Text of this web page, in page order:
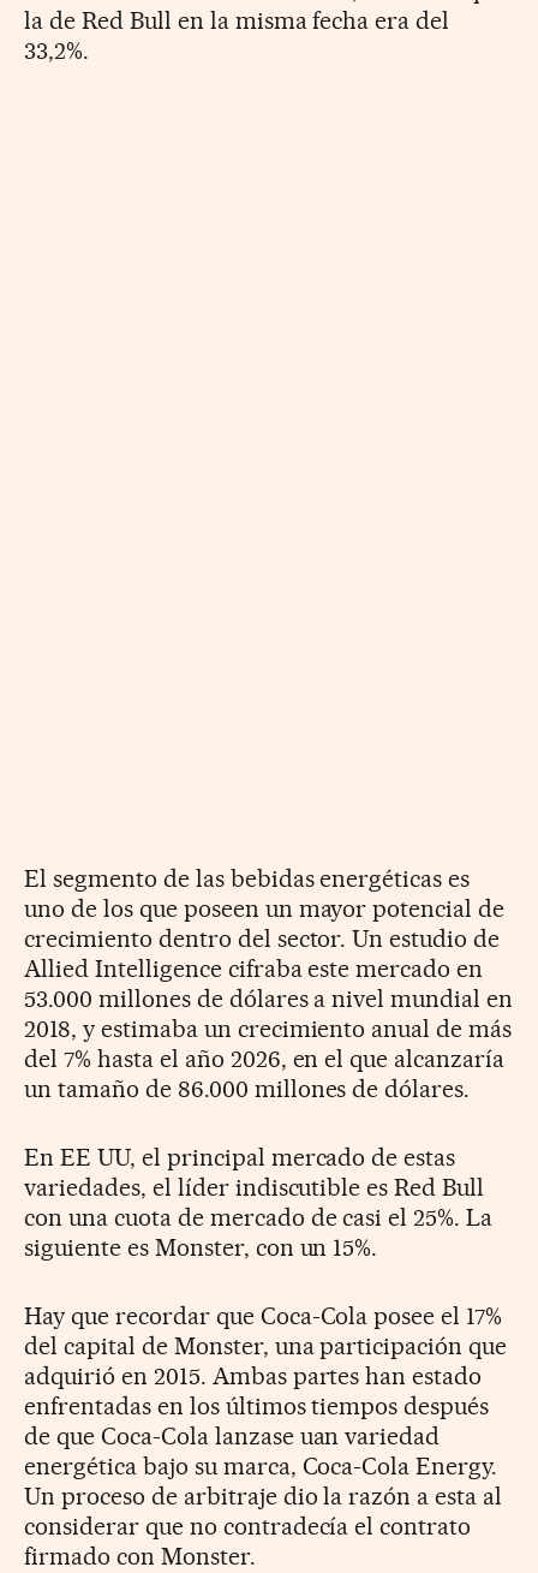
la de Red Bull en la misma fecha era del
33,2%.
El segmento de las bebidas energéticas es
uno de los que poseen un mayor potencial de
crecimiento dentro del sector. Un estudio de
Allied Intelligence cifraba este mercado en
53.000 millones de dólares a nivel mundial en
2018, y estimaba un crecimiento anual de más
del 7% hasta el año 2026, en el que alcanzaría
un tamaño de 86.000 millones de dólares.
En EE UU, el principal mercado de estas
variedades, el líder indiscutible es Red Bull
con una cuota de mercado de casi el 25%. La
siguiente es Monster, con un 15%.
Hay que recordar que Coca-Cola posee el 17%
del capital de Monster, una participación que
adquirió en 2015. Ambas partes han estado
enfrentadas en los últimos tiempos después
de que Coca-Cola lanzase uan variedad
energética bajo su marca, Coca-Cola Energy.
Un proceso de arbitraje dio la razón a esta al
considerar que no contradecía el contrato
firmado con Monster.